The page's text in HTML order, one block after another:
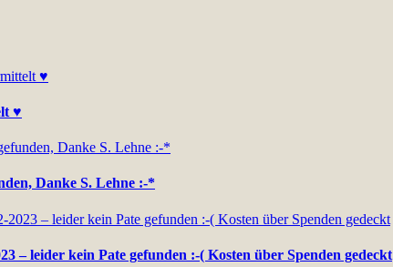
♥
Danke S. Lehne :-*
– leider kein Pate gefunden :-( Kosten über Spenden gedeckt